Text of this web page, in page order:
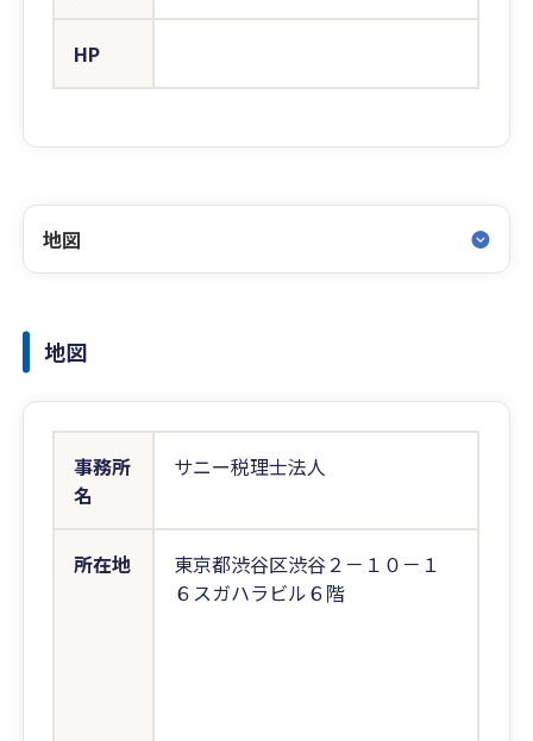
HP
地図
地図
事務所
名
サニー税理士法人
所在地
東京都渋谷区渋谷２－１０－１
６スガハラビル６階